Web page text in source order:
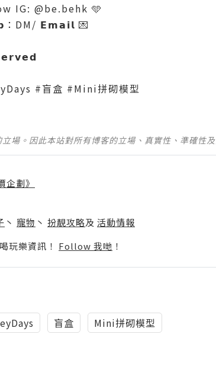
IG: @be.behk 🩵
：DM/ 𝗘𝗺𝗮𝗶𝗹 💌
#盲盒 #Mini拼砌模型
場。因此本站對所有博客的立場、真實性、準確性
劃》
丶 寵物 丶 扮靚攻略及 活動情報
玩樂資訊！ Follow 我哋 ！
盲盒 Mini拼砌模型